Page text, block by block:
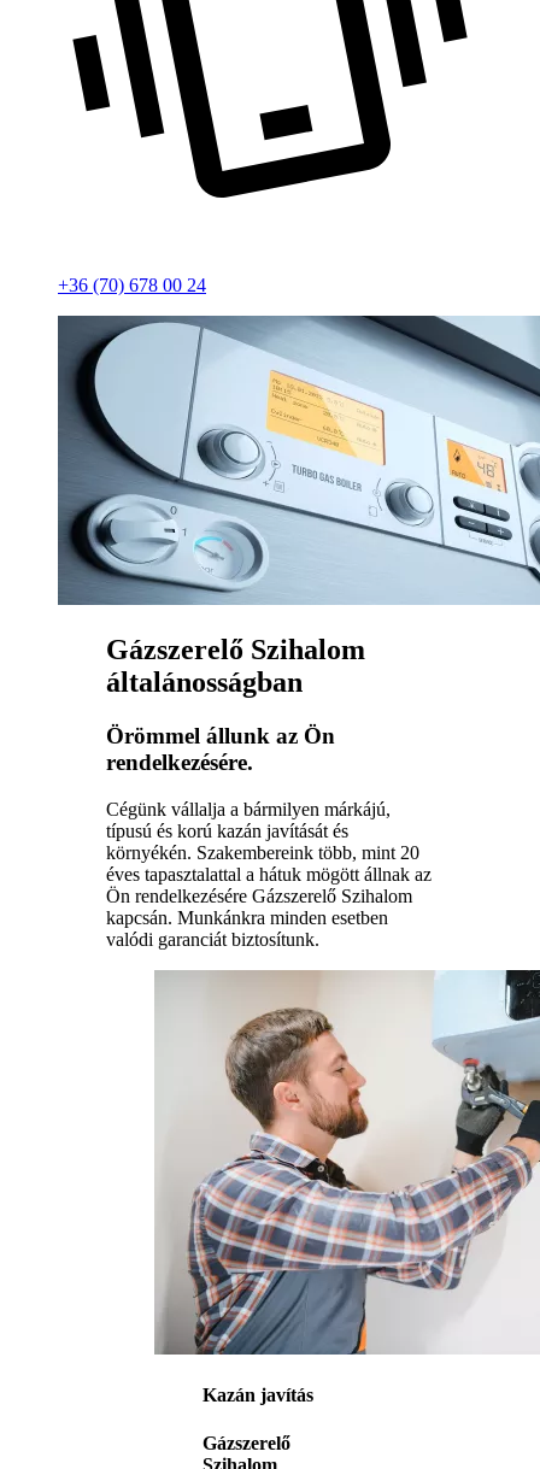
+36 (70) 678 00 24
Gázszerelő Szihalom
általánosságban
Örömmel állunk az Ön
rendelkezésére.
Cégünk vállalja a bármilyen márkájú,
típusú és korú kazán javítását és
környékén. Szakembereink több, mint 20
éves tapasztalattal a hátuk mögött állnak az
Ön rendelkezésére Gázszerelő Szihalom
kapcsán. Munkánkra minden esetben
valódi garanciát biztosítunk.
Kazán javítás
Gázszerelő
Szihalom